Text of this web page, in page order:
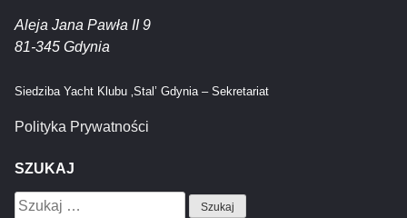
Aleja Jana Pawła II 9
81-345 Gdynia
Siedziba Yacht Klubu ‚Stal’ Gdynia – Sekretariat
Polityka Prywatności
SZUKAJ
Szukaj: